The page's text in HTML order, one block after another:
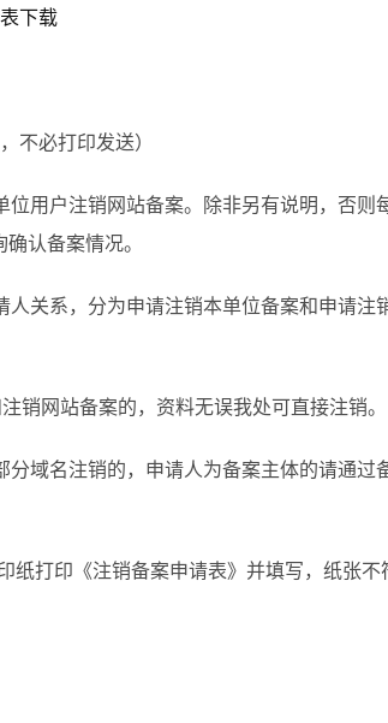
下载
不必打印发送）
位用户注销网站备案。除非另有说明，否则
认备案情况。
人关系，分为申请注销本单位备案和申请注
销网站备案的，资料无误我处可直接注销。
分域名注销的，申请人为备案主体的请通过
纸打印《注销备案申请表》并填写，纸张不